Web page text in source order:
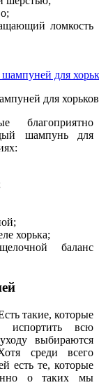
ломкость
для хорьков
благоприятно
шампунь для
хорька;
баланс
такие, которые
испортить всю
выбираются
среди всего
есть те, которые
о таких мы